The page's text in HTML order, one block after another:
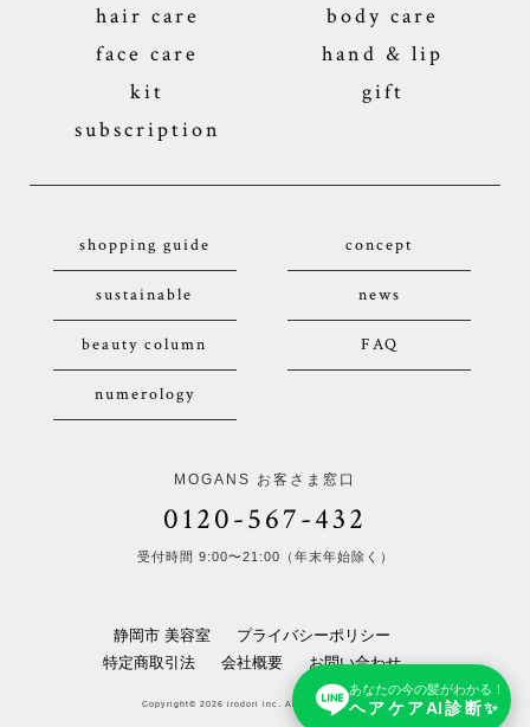
あなたの今の髪がわかる！
ヘアケアAI診断✨
hair care
body care
face care
hand & lip
kit
gift
subscription
shopping guide concept
sustainable news
beauty column FAQ
numerology
MOGANS お客さま窓口
0120-567-432
受付時間 9:00〜21:00（年末年始除く）
静岡市 美容室
プライバシーポリシー
特定商取引法
会社概要 お問い合わせ
Copyright© 2026 irodori inc. All Rights Reserved.